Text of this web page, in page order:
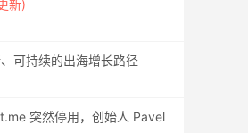
新)
可持续的出海增长路径
突然停用，创始人 Pavel